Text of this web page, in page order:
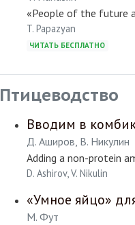
«People of the future
T. Papazyan
ЧИТАТЬ БЕСПЛАТНО
Птицеводство
Вводим в
Д. Аширов, В. Никулин
Adding a non-protein
D. Ashirov, V. Nikulin
«Умное яйцо»
М. Фут